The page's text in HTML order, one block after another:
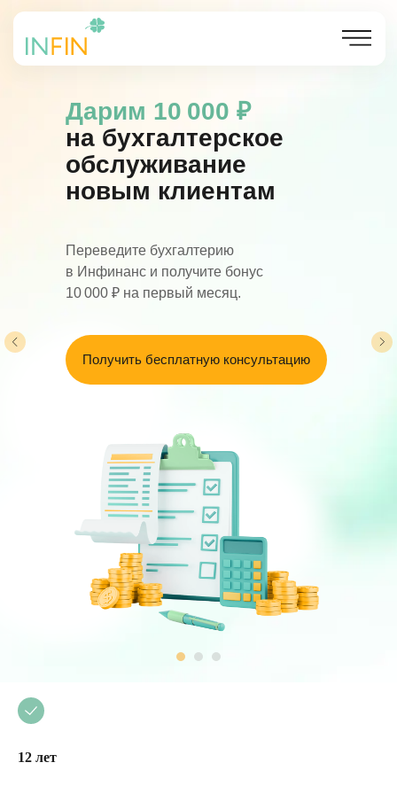
Получить бесплатную консультацию
Переведите бухгалтерию
в Инфинанс и получите бонус
10 000 ₽ на первый месяц.
Дарим 10 000 ₽
на бухгалтерское
обслуживание
новым клиентам
12 лет